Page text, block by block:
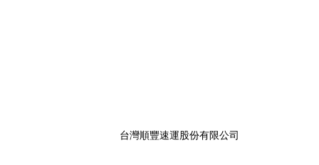
台灣順豐速運股份有限公司